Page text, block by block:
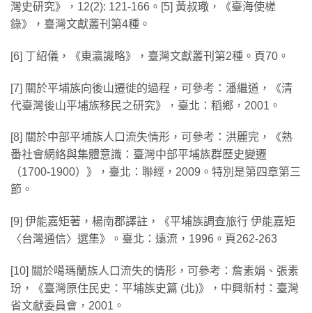
灣史研究》，12(2): 121-166。[5] 黃叔璥，《臺海使槎
錄》，臺灣文獻叢刊第4種。
[6] 丁紹儀，《東瀛識略》，臺灣文獻叢刊第2種。頁70。
[7] 關於平埔族向後山遷徙的過程，可參考：潘繼道，《清
代臺灣後山平埔族移民之研究》，臺北：稻鄉，2001。
[8] 關於中部平埔族人口流失情形，可參考：洪麗完，《熟
番社會網絡與集體意識：臺灣中部平埔族群歷史變遷
（1700-1900）》，臺北：聯經，2009。特別是第四章第三
節。
[9] 伊能嘉矩著，楊南郡譯註，《平埔族調查旅行 伊能嘉矩
〈台灣通信〉選集》。臺北：遠流，1996。頁262-263
[10] 關於噶瑪蘭族人口流失的情形，可參考：詹素娟、張素
玢，《臺灣原住民史：平埔族史篇 (北)》，中興新村：臺灣
省文獻委員會，2001。